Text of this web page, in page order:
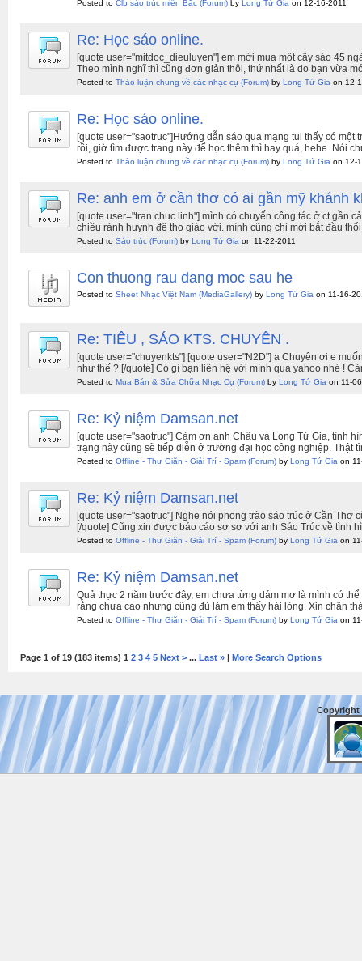
Posted to Clb sáo trúc miền Bắc (Forum) by Long Tứ Gia on 12-16-2011
Re: Học sáo online.
[quote user="mitdoc_dieuluyen"] em mới mua một cây sáo 45
Theo mình nghĩ thì cũng đơn giản thôi, thứ nhất là do bạn vừa
Posted to Thảo luận chung về các nhạc cụ (Forum) by Long Tứ Gia on 12-
Re: Học sáo online.
[quote user="saotruc"]Hướng dẫn sáo qua mạng tui thấy có
rồi, giờ tìm được trang này để học thêm thì hay quá, hehe. Nói
Posted to Thảo luận chung về các nhạc cụ (Forum) by Long Tứ Gia on 12-
Re: anh em ở cần thơ có ai gần mỹ khánh
[quote user="tran chuc linh"] mình có chuyến công tác ở ct gần
chiều rảnh huynh đệ thọ giáo với. mình cũng chỉ mới bắt đầu
Posted to Sáo trúc (Forum) by Long Tứ Gia on 11-22-2011
Con thuong rau dang moc sau he
Posted to Sheet Nhạc Việt Nam (MediaGallery) by Long Tứ Gia on 11-16-
Re: TIÊU , SÁO KTS. CHUYÊN .
[quote user="chuyenkts"] [quote user="N2D"] a Chuyên ơi e
như thế ? [/quote] Có gì bạn liên hệ với mình qua yahoo nhé !
Posted to Mua Bán & Sửa Chữa Nhạc Cụ (Forum) by Long Tứ Gia on 11-
Re: Kỷ niệm Damsan.net
[quote user="saotruc"] Cảm ơn anh Châu và Long Tứ Gia, tình
trạng này cũng sẽ tiếp diễn ở trường đại học công nghiệp. Thật
Posted to Offline - Thư Giãn - Giải Trí - Spam (Forum) by Long Tứ Gia on
Re: Kỷ niệm Damsan.net
[quote user="saotruc"] Nghe nói phong trào sáo trúc ở Cần
[/quote] Cũng xin được báo cáo sơ sơ với anh Sáo Trúc về tình
Posted to Offline - Thư Giãn - Giải Trí - Spam (Forum) by Long Tứ Gia on
Re: Kỷ niệm Damsan.net
Quả thực 2 năm trước đây, em chưa từng dám mơ là mình có
rằng chưa cao nhưng cũng đủ làm em thấy hài lòng. Xin chân
Posted to Offline - Thư Giãn - Giải Trí - Spam (Forum) by Long Tứ Gia on
Page 1 of 19 (183 items) 1 2 3 4 5 Next > ... Last » More Search Options
Copyright